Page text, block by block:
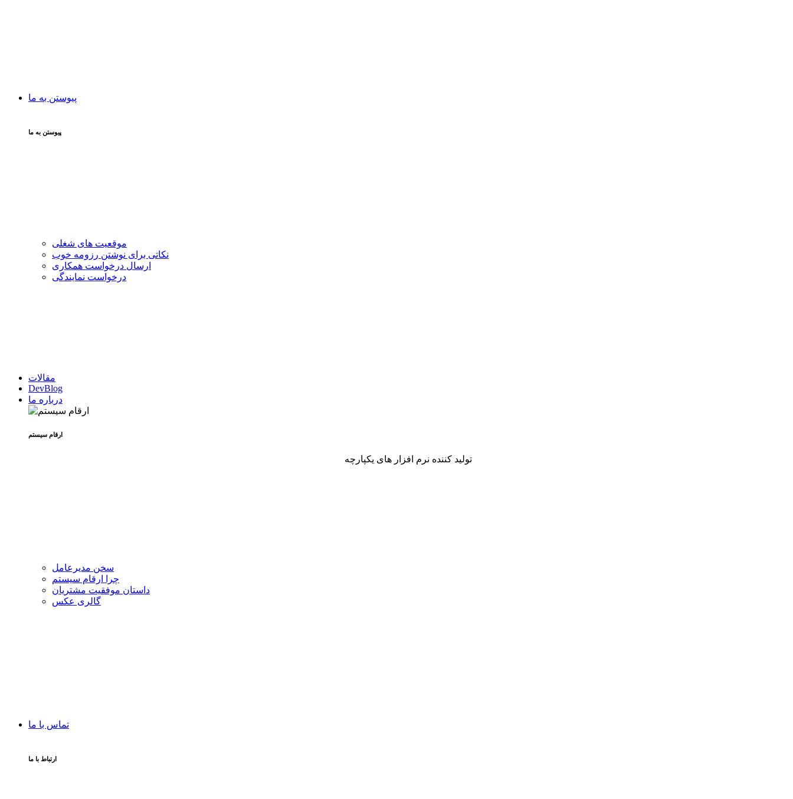
پیوستن به ما
پیوستن به ما
موقعیت های شغلی
نکاتی برای نوشتن رزومه خوب
ارسال درخواست همکاری
درخواست نمایندگی
مقالات
DevBlog
درباره ما
ارقام سیستم
تولید کننده نرم افزار های یکپارچه
سخن مدیرعامل
چرا ارقام سیستم
داستان موفقیت مشتریان
گالری عکس
تماس با ما
ارتباط با ما